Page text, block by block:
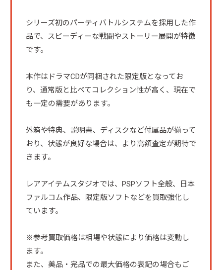
シリーズ初のパーティバトルシステムを採用した作
品で、スピーディーな戦闘やストーリー展開が特徴
です。
本作はドラマCDが同梱された限定版となってお
り、通常版と比べてコレクション性が高く、現在で
も一定の需要があります。
外箱や特典、説明書、ディスクなど付属品が揃って
おり、状態が良好な場合は、より高額査定が期待で
きます。
レアアイテムスタジオでは、PSPソフト全般、日本
ファルコム作品、限定版ソフトなどを買取強化し
ています。
※参考買取価格は相場や状態により価格は変動し
ます。
また、美品・完品での最大価格の表記の場合もご